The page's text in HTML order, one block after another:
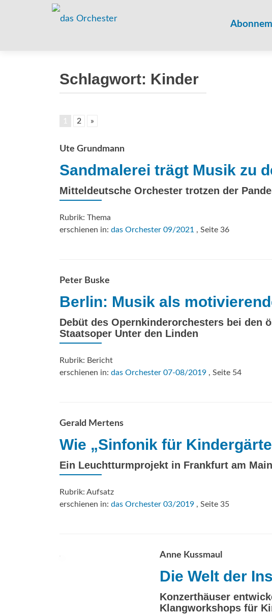
Schlagwort: Kinder
1 2 »
Ute Grundmann
Sandmalerei trägt Musik zu
Mitteldeutsche Orchester trotzen der
Rubrik: Thema
erschienen in: das Orchester 09/2021 , Seite 36
Peter Buske
Berlin: Musik als
Debüt des Opernkinderorchesters bei den
Staatsoper Unter den Linden
Rubrik: Bericht
erschienen in: das Orchester 07-08/2019 , Seite 54
Gerald Mertens
Wie „Sinfonik für
Ein Leuchtturmprojekt in Frankfurt am Main
Rubrik: Aufsatz
erschienen in: das Orchester 03/2019 , Seite 35
Anne Kussmaul
Die Welt der
Konzerthäuser
Klangworkshops für